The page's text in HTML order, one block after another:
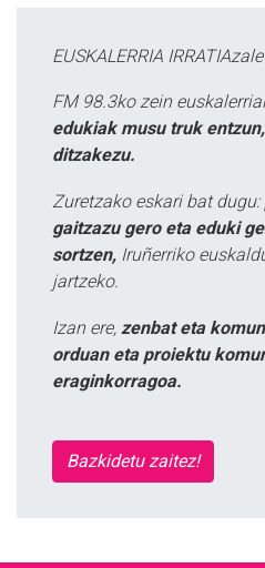
EUSKALERRIA
FM 98.3ko zein
edukiak musu truk
ditzakezu.
Zuretzako eskari bat dugu:
gaitzazu gero eta eduki
sortzen, Iruñerriko
jartzeko.
Izan ere, zenbat eta
orduan eta proiektu
eraginkorragoa.
Bazkidetu zaitez!